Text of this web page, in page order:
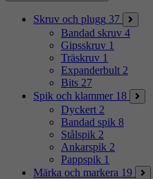
Skruv och plugg 37
Bandad skruv 4
Gipsskruv 1
Träskruv 1
Expanderbult 2
Bits 27
Spik och klammer 18
Dyckert 2
Bandad spik 8
Stålspik 2
Ankarspik 2
Pappspik 1
Märka och markera 19